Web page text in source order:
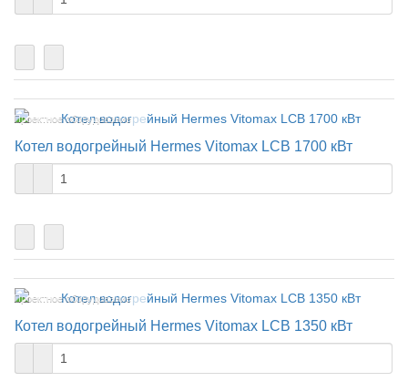
Проектное оборудование
Котел водогрейный Hermes Vitomax LCB 1700 кВт
Проектное оборудование
Котел водогрейный Hermes Vitomax LCB 1350 кВт